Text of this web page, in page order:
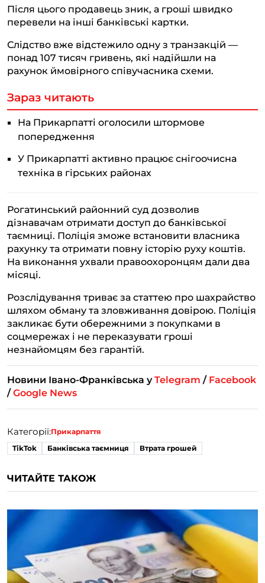
a
m
o
k
p
p
n
k
Після цього продавець зник, а гроші швидко
перевели на інші банківські картки.
Слідство вже відстежило одну з транзакцій —
понад 107 тисяч гривень, які надійшли на
рахунок ймовірного співучасника схеми.
Зараз читають
На Прикарпатті оголосили штормове
попередження
У Прикарпатті активно працює снігоочисна
техніка в гірських районах
Рогатинський районний суд дозволив
дізнавачам отримати доступ до банківської
таємниці. Поліція зможе встановити власника
рахунку та отримати повну історію руху коштів.
На виконання ухвали правоохоронцям дали два
місяці.
Розслідування триває за статтею про шахрайство
шляхом обману та зловживання довірою. Поліція
закликає бути обережними з покупками в
соцмережах і не переказувати гроші
незнайомцям без гарантій.
Новини Івано-Франківська уTelegram / Facebook
/Google News
Категорії:Прикарпаття
TikTok
Банківська таємниця Втрата грошей
ЧИТАЙТЕ ТАКОЖ